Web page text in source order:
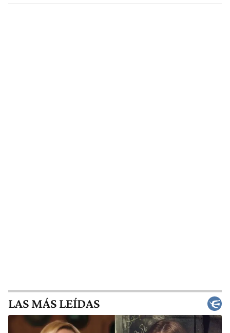
LAS MÁS LEÍDAS